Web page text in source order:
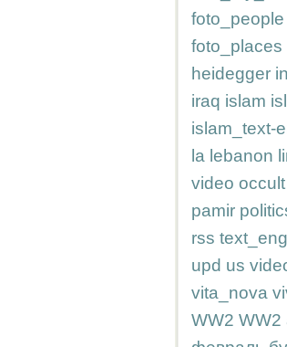
foto_people
foto_places
heidegger
iraq islam
islam_text-
la lebanon
video occult
pamir
rss text_engl
upd us
vita_nova
WW2 WW2